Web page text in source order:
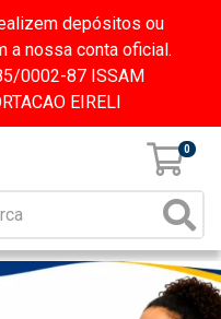
depósitos ou
a nossa conta oficial.
0002-87 ISSAM
EIRELI
0